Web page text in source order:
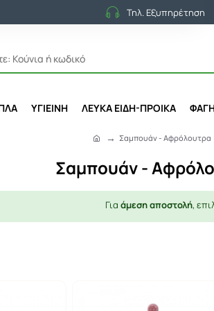
Τηλ. Εξυπηρέτηση
ΥΓΙΕΙΝΗ ΛΕΥΚΑ ΕΙΔΗ-ΠΡΟΙΚΑ
Σαμπουάν -
m
Σαμπουάν - Αφρόλουτρα
Για άμεση αποστολή,